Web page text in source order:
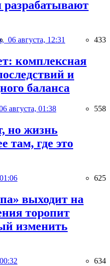
06 августа, 12:31 433
комплексная
и
баланса
августа, 01:38 558
но жизнь
там, где это
625
выходит на
торопит
изменить
634